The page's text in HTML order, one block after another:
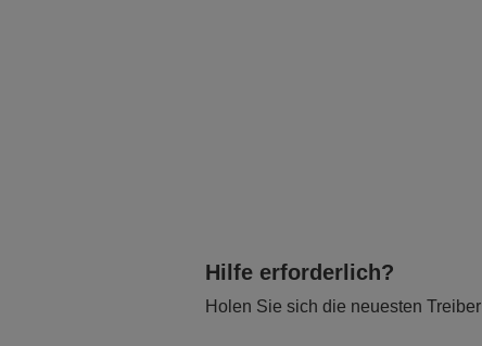
Hilfe erforderlich?
Holen Sie sich die neuesten Treiber